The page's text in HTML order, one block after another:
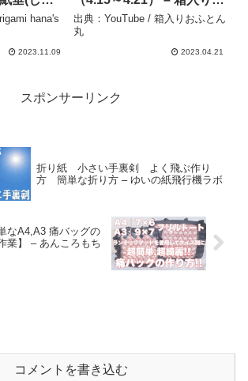
make
접기折纸
hana's
2023.11.09
ふとん丸
出典：YouTube / 箱入りおふとん
丸
2023.04.21
スポンサーリンク
折り紙 小さい手裏剣 よく飛ぶ作り
方 簡単な折り方 – ゆいの紙飛行機ラボ
なA4,A3 痛バッグの
業】 – あんころもち
コメントを書き込む